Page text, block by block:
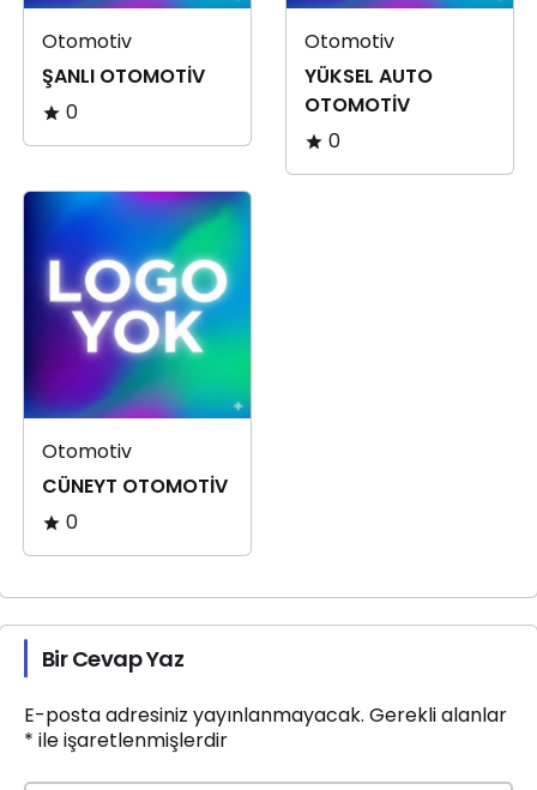
Otomotiv
ŞANLI OTOMOTİV
0
Otomotiv
YÜKSEL AUTO
OTOMOTİV
0
Otomotiv
CÜNEYT OTOMOTİV
0
Bir Cevap Yaz
E-posta adresiniz yayınlanmayacak. Gerekli alanlar
* ile işaretlenmişlerdir